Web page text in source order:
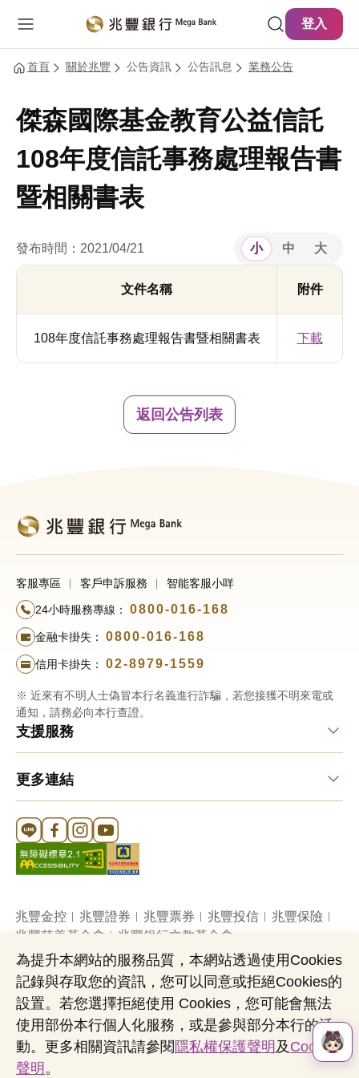
登入
首頁 關於兆豐 公告資訊 公告訊息 業務公告
傑森國際基金教育公益信託
108年度信託事務處理報告書
暨相關書表
發布時間：2021/04/21 小 中 大
文件名稱 附件
108年度信託事務處理報告書暨相關書表 下載
返回公告列表
客服專區 客戶申訴服務 智能客服小咩
24小時服務專線： 0800-016-168
金融卡掛失： 0800-016-168
信用卡掛失： 02-8979-1559
※ 近來有不明人士偽冒本行名義進行詐騙，若您接獲不明來電或
通知，請務必向本行查證。
支援服務
更多連結
Line 官方帳號
FB 官方帳號
Instagram 官方帳號
YouTube 官方帳號
兆豐金控 兆豐證券 兆豐票券 兆豐投信
兆豐保險
兆豐慈善基金會
兆豐銀行文教基金會
網站導覽 法定公開揭露事項
機構投資人盡職治理
隱私權聲明
共同行銷專區 國內外幣清算
營業人：兆豐國際商業銀行股份有限公司
營利事業統一編號：03705903
為提升本網站的服務品質，本網站透過使用Cookies
記錄與存取您的資訊，您可以同意或拒絕Cookies的
設置。若您選擇拒絕使用 Cookies，您可能會無法
使用部份本行個人化服務，或是參與部分本行的活
動。更多相關資訊請參閱 隱私權保護聲明 及 Cookies
聲明 。